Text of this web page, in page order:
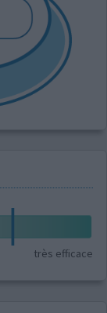
très efficace